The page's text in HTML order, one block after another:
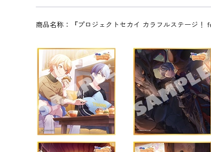
商品名称：『プロジェクトセカイ カラフルステージ！